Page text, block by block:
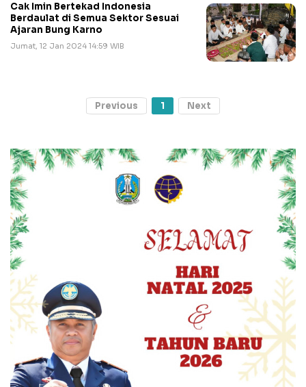
Cak Imin Bertekad Indonesia
Berdaulat di Semua Sektor Sesuai
Ajaran Bung Karno
Jumat, 12 Jan 2024 14:59 WIB
Previous 1 Next